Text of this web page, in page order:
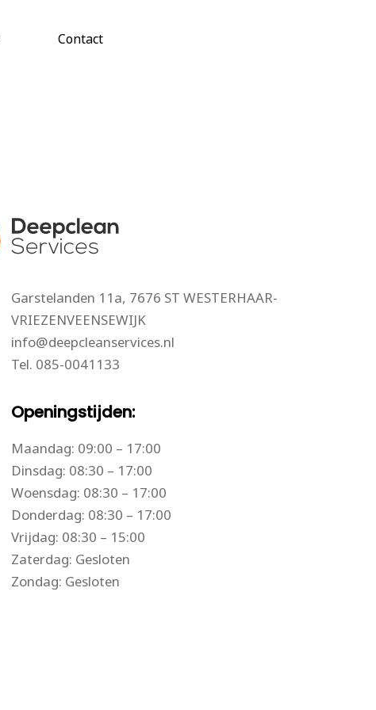
Contact
Garstelanden 11a, 7676 ST WESTERHAAR-
VRIEZENVEENSEWIJK
info@deepcleanservices.nl
Tel. 085-0041133
Openingstijden:
Maandag: 09:00 – 17:00
Dinsdag: 08:30 – 17:00
Woensdag: 08:30 – 17:00
Donderdag: 08:30 – 17:00
Vrijdag: 08:30 – 15:00
Zaterdag: Gesloten
Zondag: Gesloten